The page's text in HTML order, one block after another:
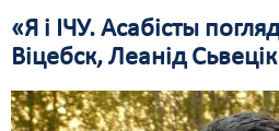
«Я і ІЧУ. Асабісты
Віцебск, Леанід Сьвецік
Безбар'ернае асяродзьдзе
Выбары
Грамадзянскія ініцыятывы
Кантакт
Пра нас
RSS